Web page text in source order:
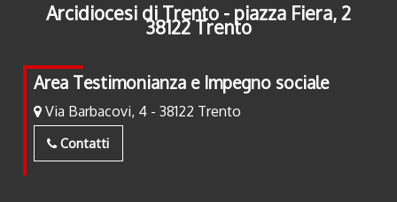
Arcidiocesi di Trento - piazza Fiera, 2
38122 Trento
Area Testimonianza e Impegno sociale
Via Barbacovi, 4 - 38122 Trento
Contatti